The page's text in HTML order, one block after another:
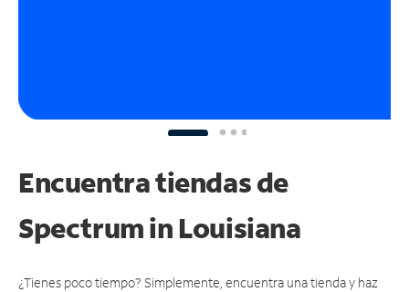
Encuentra tiendas de
Spectrumin Louisiana
¿Tienes poco tiempo? Simplemente, encuentra una tienda y haz